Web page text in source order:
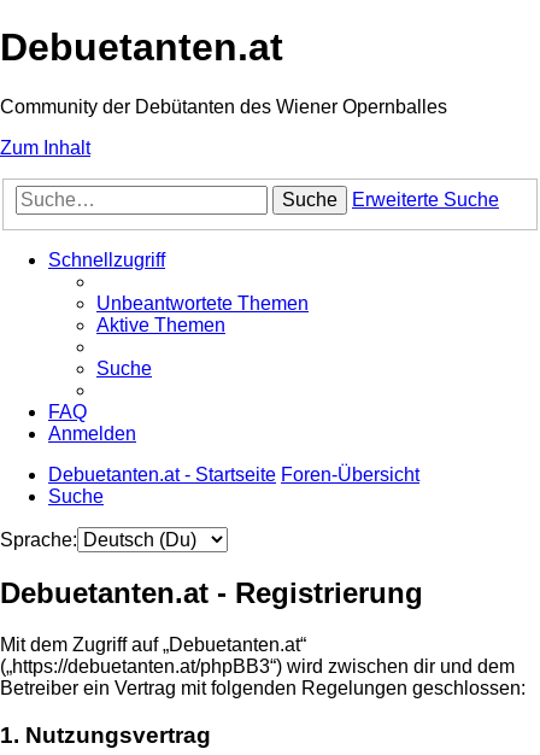
Debuetanten.at
Community der Debütanten des Wiener Opernballes
Zum Inhalt
Suche Erweiterte Suche
Schnellzugriff
Unbeantwortete Themen
Aktive Themen
Suche
FAQ
Anmelden
Debuetanten.at - Startseite Foren-Übersicht
Suche
Sprache:
Debuetanten.at - Registrierung
Mit dem Zugriff auf „Debuetanten.at“
(„https://debuetanten.at/phpBB3“) wird zwischen dir und dem
Betreiber ein Vertrag mit folgenden Regelungen geschlossen:
1. Nutzungsvertrag